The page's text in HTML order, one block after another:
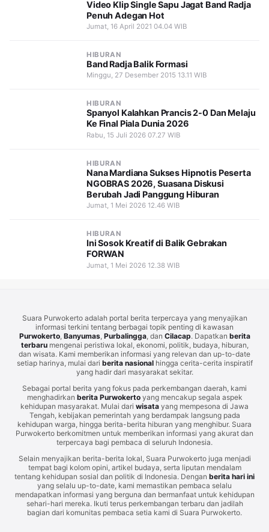
Video Klip Single Sapu Jagat Band Radja
Penuh Adegan Hot
Jumat, 16 April 2021 04.04 WIB
HIBURAN
Band Radja Balik Formasi
Minggu, 27 Desember 2015 13.11 WIB
HIBURAN
Spanyol Kalahkan Prancis 2-0 Dan Melaju
Ke Final Piala Dunia 2026
Rabu, 15 Juli 2026 07.27 WIB
HIBURAN
Nana Mardiana Sukses Hipnotis Peserta
NGOBRAS 2026, Suasana Diskusi
Berubah Jadi Panggung Hiburan
Jumat, 1 Mei 2026 12.46 WIB
HIBURAN
Ini Sosok Kreatif di Balik Gebrakan
FORWAN
Jumat, 1 Mei 2026 12.38 WIB
Suara Purwokerto adalah portal berita terpercaya yang menyajikan
informasi terkini tentang berbagai topik penting di kawasan
Purwokerto, Banyumas, Purbalingga, dan Cilacap. Dapatkan berita
terbarumengenai peristiwa lokal, ekonomi, politik, budaya, hiburan,
dan wisata. Kami memberikan informasi yang relevan dan up-to-date
setiap harinya, mulai dari berita nasionalhingga cerita-cerita inspiratif
yang hadir dari masyarakat sekitar.
Sebagai portal berita yang fokus pada perkembangan daerah, kami
menghadirkan berita Purwokertoyang mencakup segala aspek
kehidupan masyarakat. Mulai dari wisata yang mempesona di Jawa
Tengah, kebijakan pemerintah yang berdampak langsung pada
kehidupan warga, hingga berita-berita hiburan yang menghibur. Suara
Purwokerto berkomitmen untuk memberikan informasi yang akurat dan
terpercaya bagi pembaca di seluruh Indonesia.
Selain menyajikan berita-berita lokal, Suara Purwokerto juga menjadi
tempat bagi kolom opini, artikel budaya, serta liputan mendalam
tentang kehidupan sosial dan politik di Indonesia. Dengan berita hari ini
yang selalu up-to-date, kami memastikan pembaca selalu
mendapatkan informasi yang berguna dan bermanfaat untuk kehidupan
sehari-hari mereka. Ikuti terus perkembangan terbaru dan jadilah
bagian dari komunitas pembaca setia kami di Suara Purwokerto.